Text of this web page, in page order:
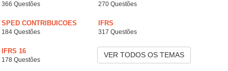
366 Questões 270 Questões
SPED CONTRIBUICOES
184 Questões
IFRS
317 Questões
IFRS 16
178 Questões
VER TODOS OS TEMAS